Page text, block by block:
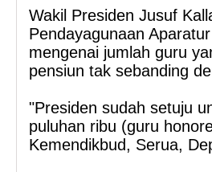
Wakil Presiden Jusuf
Pendayagunaan
mengenai jumlah guru
pensiun tak sebanding
"Presiden sudah setuju
puluhan ribu (guru
Kemendikbud, Serua,